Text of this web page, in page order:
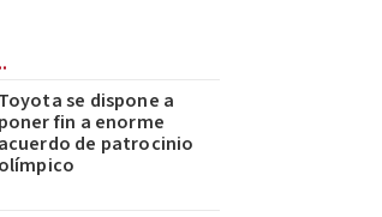
Toyota se dispone a
poner fin a enorme
acuerdo de patrocinio
olímpico